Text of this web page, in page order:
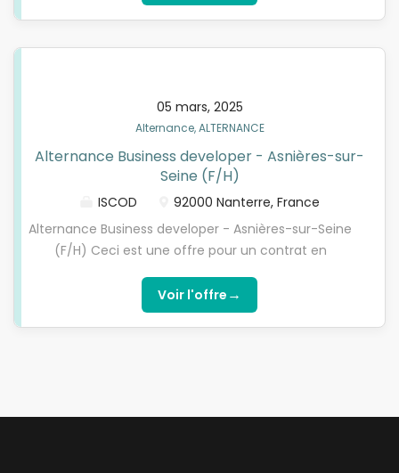
évolution structurée et linéaire : de SDR (Sales
rendez-vous qualifiés pour les commerciaux. Créer
dans notre CRM. Identifier les interlocuteurs clés
05 mars, 2025
Alternance, ALTERNANCE
Alternance Business developer - Asnières-sur-
Seine (F/H)
ISCOD
92000 Nanterre, France
Alternance Business developer - Asnières-sur-Seine
(F/H) Ceci est une offre pour un contrat en
BACCALAUREAT et remplir les critères d’éligibilité.
Qui sommes-nous ?L’ISCOD, spécialiste de la
préparer l’une de nos formations diplômantes
Voir l'offre →